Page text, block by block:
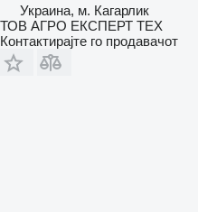
Украина, м. Кагарлик
ТОВ АГРО ЕКСПЕРТ ТЕХ
Контактирајте го продавачот